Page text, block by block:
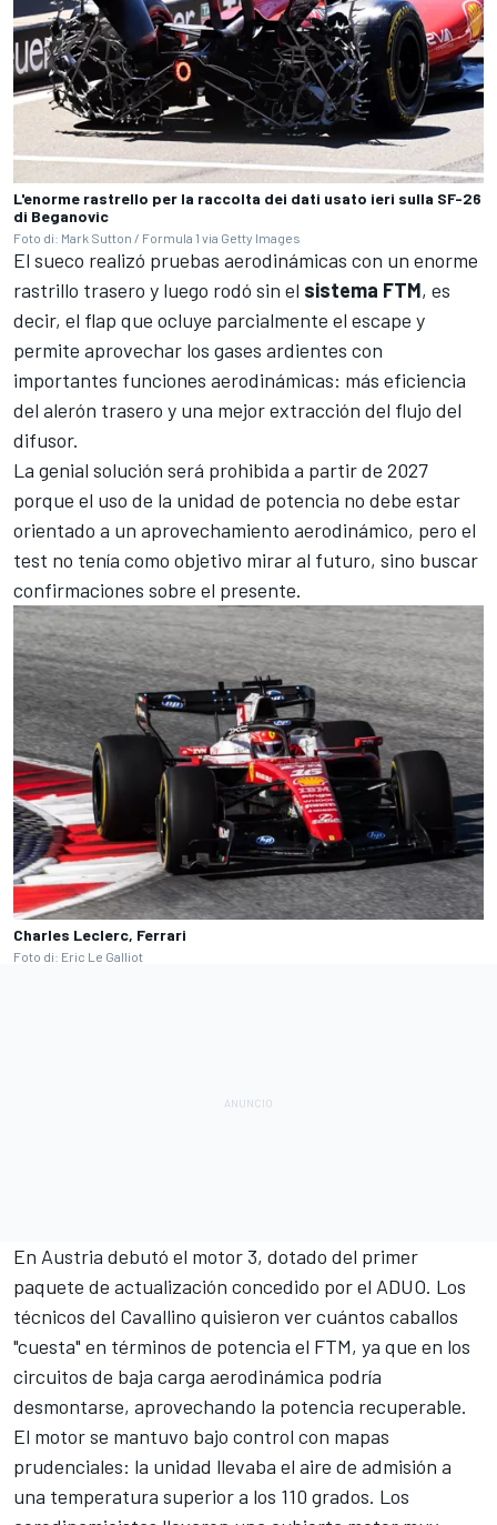
L'enorme rastrello per la raccolta dei dati usato ieri sulla SF-26
di Beganovic
Foto di: Mark Sutton / Formula 1 via Getty Images
El sueco realizó pruebas aerodinámicas con un enorme
rastrillo trasero y luego rodó sin el sistema FTM, es
decir, el flap que ocluye parcialmente el escape y
permite aprovechar los gases ardientes con
importantes funciones aerodinámicas: más eficiencia
del alerón trasero y una mejor extracción del flujo del
difusor.
La genial solución será prohibida a partir de 2027
porque el uso de la unidad de potencia no debe estar
orientado a un aprovechamiento aerodinámico, pero el
test no tenía como objetivo mirar al futuro, sino buscar
confirmaciones sobre el presente.
Charles Leclerc, Ferrari
Foto di: Eric Le Galliot
En Austria debutó el motor 3, dotado del primer
paquete de actualización concedido porel ADUO. Los
técnicos del Cavallino quisieron ver cuántos caballos
"cuesta" en términos de potencia el FTM, ya que en los
circuitos de baja carga aerodinámica podría
desmontarse, aprovechando la potencia recuperable.
El motor se mantuvo bajo control con mapas
prudenciales: la unidad llevaba el aire de admisión a
una temperatura superior a los 110 grados. Los